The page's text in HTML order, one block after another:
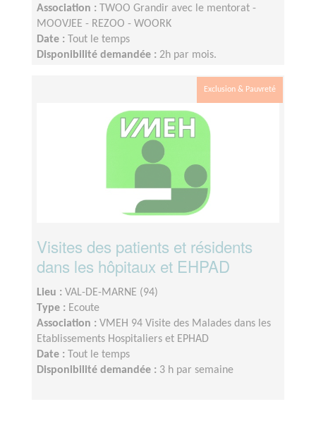
Association :
TWOO Grandir avec le mentorat -
MOOVJEE - REZOO - WOORK
Date :
Tout le temps
Disponibilité demandée : 2h par mois.
Exclusion & Pauvreté
Visites des patients et résidents
dans les hôpitaux et EHPAD
Lieu : VAL-DE-MARNE (94)
Type : Ecoute
Association : VMEH 94 Visite des Malades dans les
Etablissements Hospitaliers et EPHAD
Date :
Tout le temps
Disponibilité demandée : 3 h par semaine